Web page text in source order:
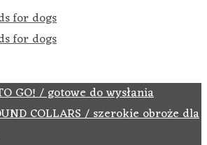
GO! / gotowe do wysłania
COLLARS / szerokie obroże dla